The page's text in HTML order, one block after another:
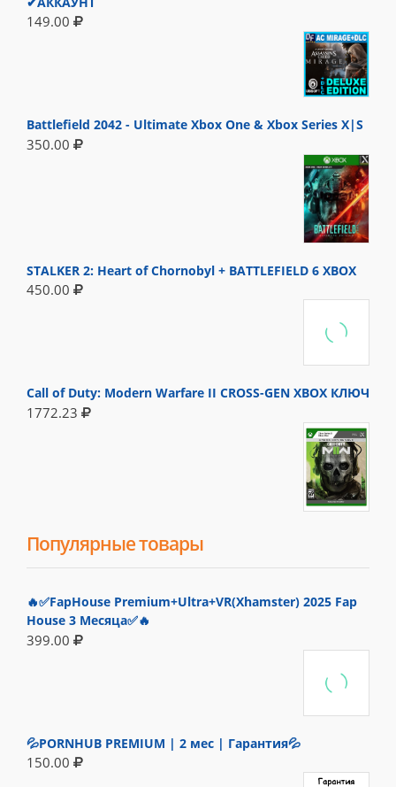
149.00
Battlefield 2042 - Ultimate Xbox One & Xbox Series X|S
350.00
STALKER 2: Heart of Chornobyl + BATTLEFIELD 6 XBOX
450.00
Call of Duty: Modern Warfare II CROSS-GEN XBOX КЛЮЧ
1772.23
Популярные товары
🔥✅FapHouse Premium+Ultra+VR(Xhamster) 2025 Fap
House 3 Месяца✅🔥
399.00
💦PORNHUB PREMIUM | 2 мес | Гарантия💦
150.00